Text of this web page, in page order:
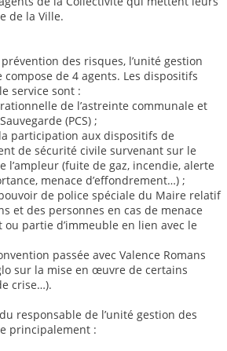
de la Ville.
des risques, l’unité gestion
de 4 agents. Les dispositifs
service sont :
de l’astreinte communale et
(PCS) ;
participation aux dispositifs de
de sécurité civile survenant sur le
(fuite de gaz, incendie, alerte
menace d’effondrement…) ;
de police spéciale du Maire relatif
et des personnes en cas de menace
partie d’immeuble en lien avec le
passée avec Valence Romans
sur la mise en œuvre de certains
crise…).
responsable de l’unité gestion des
principalement :